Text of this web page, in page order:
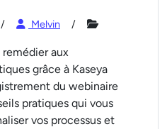
Melvin
aux
grâce à Kaseya
du webinaire
pratiques qui vous
vos processus et